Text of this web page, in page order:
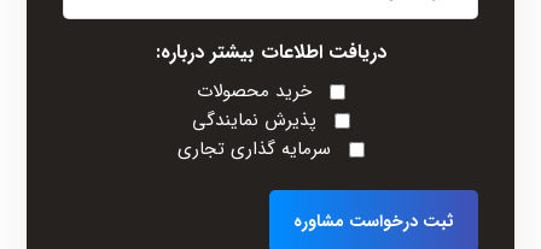
(Required)
دریافت اطلاعات بیشتر درباره:
خرید محصولات
پذیرش نمایندگی
سرمایه گذاری تجاری